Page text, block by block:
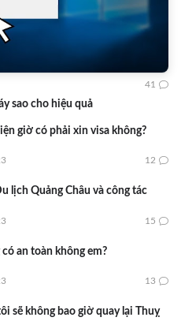
sao cho hiệu quả
41
giờ có phải xin visa không?
12
lịch Quảng Châu và công tác
15
an toàn không em?
13
sẽ không bao giờ quay lại Thuỵ